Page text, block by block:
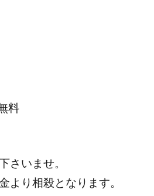
料
さいませ。
り相殺となります。